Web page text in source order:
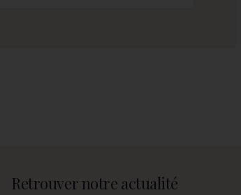
Retrouver notre actualité